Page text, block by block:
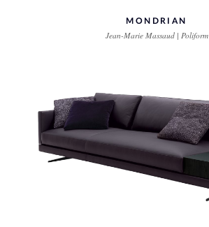
MONDRIAN
Jean-Marie Massaud | Poliform